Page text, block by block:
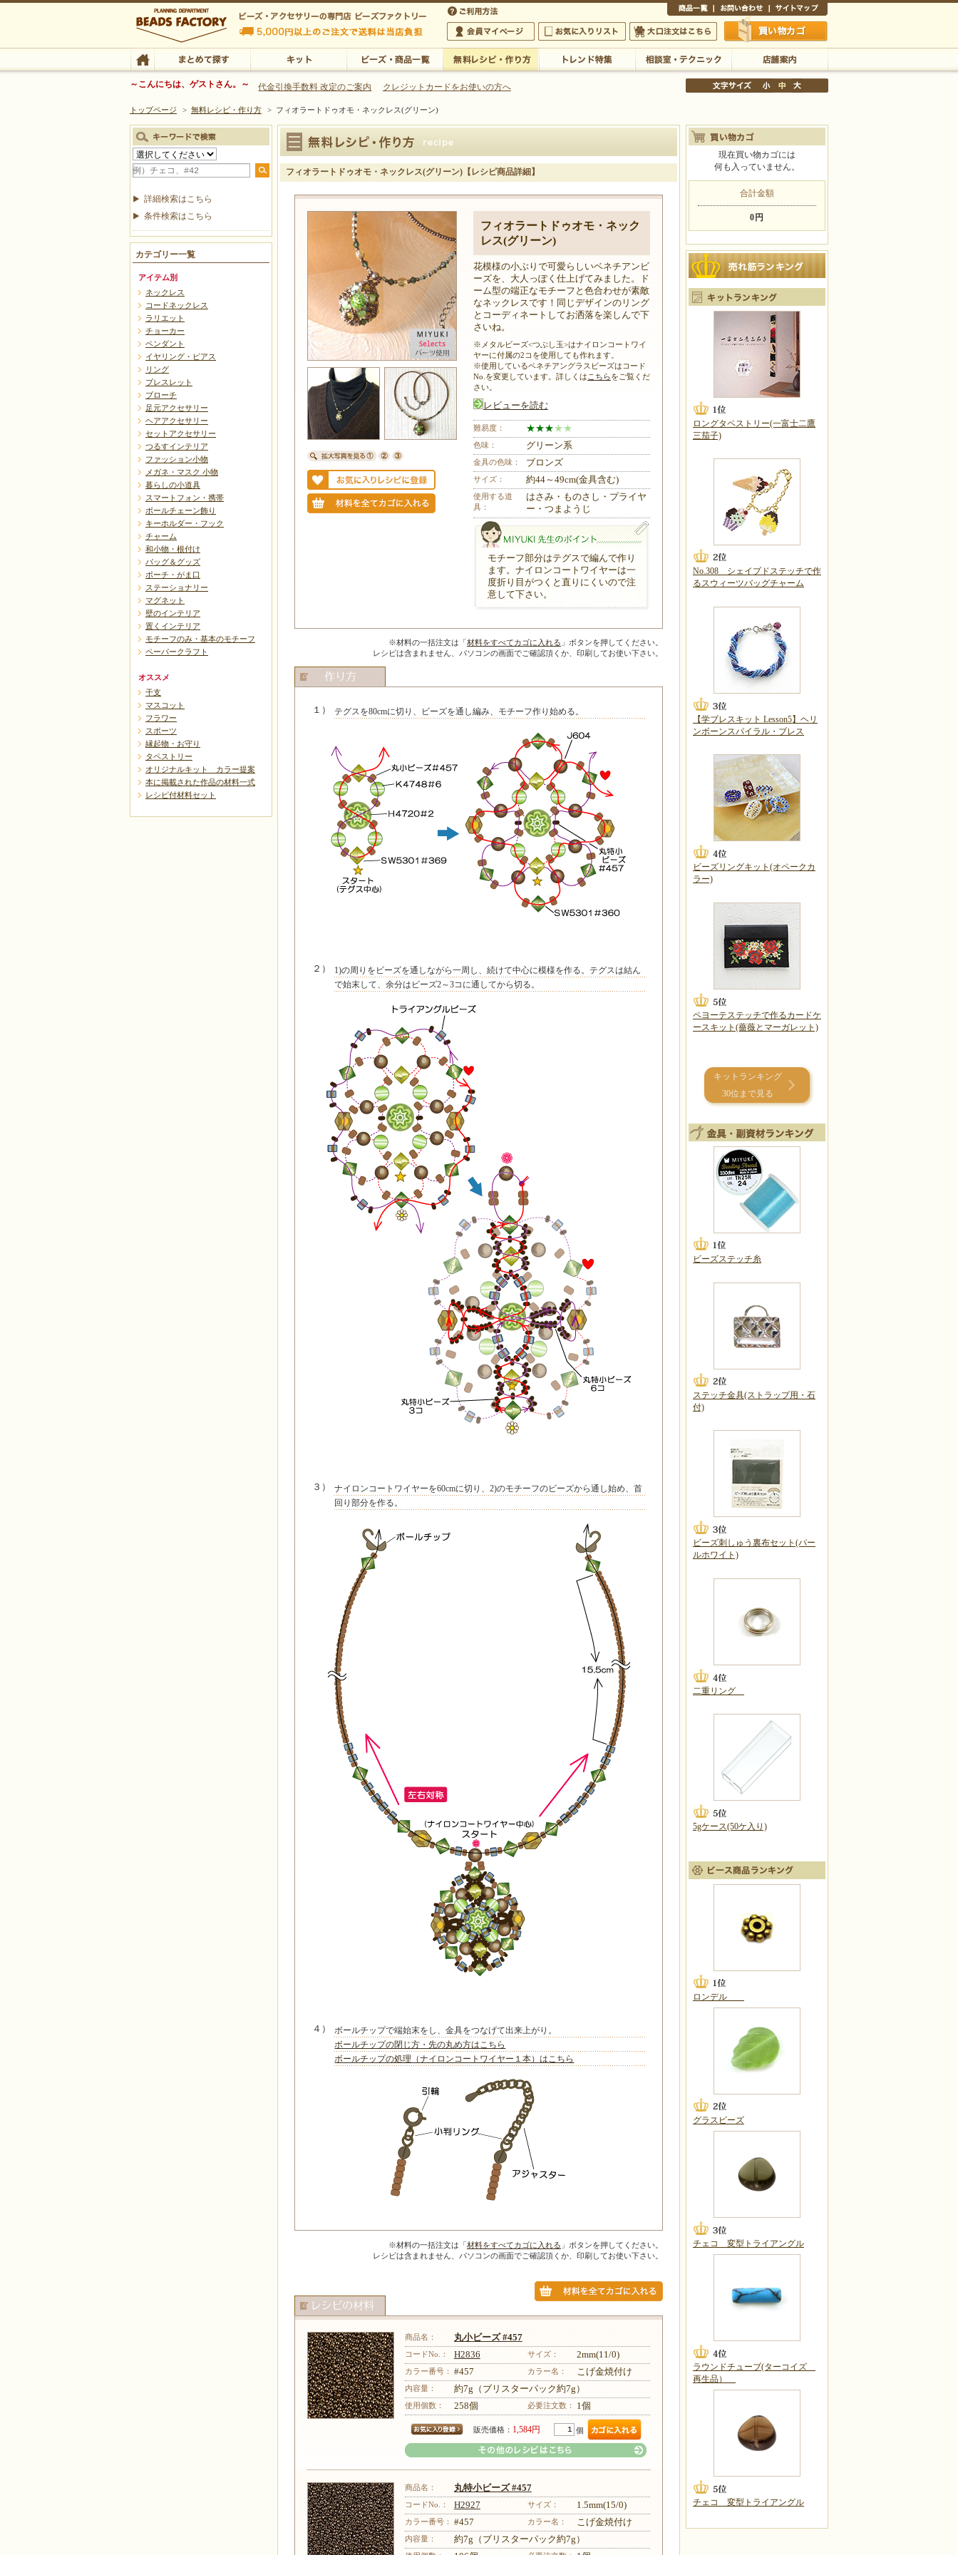
ビーズファクトリー ビーズ・パーツ・金具など・アクセサリーの専門店
ビーズ・アクセサリーの専門店 ビーズファクトリー 5,000円以上のご注文で送料は当店が負担いたします
ビーズ・アクセサリーの専門店 ビーズファクトリー 5,000円以上のご注文で送料は当店が負担いたします
会員マイページ
お気に入りリスト 大口注文はこちら 買い物かご
TOP まとめて探す 店舗案内
～こんにちは、ゲストさん。～ 代金引換手数料 改定のご案内 クレジットカードをお使いの方へ
トップページ > 無料レシピ・作り方 > フィオラートドゥオモ・ネックレス(グリーン)
フィオラートドゥオモ・ネックレス(グリーン)【レシピ商品詳細】
フィオラートドゥオモ・ネック
レス(グリーン)
花模様の小ぶりで可愛らしいベネチアンビ
ーズを、大人っぽく仕上げてみました。ド
ーム型の端正なモチーフと色合わせが素敵
なネックレスです！同じデザインのリング
とコーディネートしてお洒落を楽しんで下
さいね。
※メタルビーズ<つぶし玉>はナイロンコートワイ
ヤーに付属の2コを使用しても作れます。
※使用しているベネチアングラスビーズはコード
No.を変更しています。詳しくは こちらをご覧くだ
さい。
レビューを読む
難易度： ★★★★★
色味： グリーン系
金具の色味： ブロンズ
サイズ： 約44～49cm(金具含む)
使用する道
具：
はさみ・ものさし・プライヤ
ー・つまようじ
MIYUKI先生のポイント
モチーフ部分はテグスで編んで作り
ます。ナイロンコートワイヤーは一
度折り目がつくと直りにくいので注
意して下さい。
※材料の一括注文は「材料をすべてカゴに入れる 」ボタンを押してください。
レシピは含まれません、パソコンの画面でご確認頂くか、印刷してお使い下さい。
１） テグスを80cmに切り、ビーズを通し編み、モチーフ作り始める。
２）
1)の周りをビーズを通しながら一周し、続けて中心に模様を作る。テグスは結ん
で始末して、余分はビーズ2～3コに通してから切る。
３）
ナイロンコートワイヤーを60cmに切り、2)のモチーフのビーズから通し始め、首
回り部分を作る。
４）
ボールチップで端始末をし、金具をつなげて出来上がり。
ボールチップの閉じ方・先の丸め方はこちら
ボールチップの処理（ナイロンコートワイヤー１本）はこちら
※材料の一括注文は「材料をすべてカゴに入れる 」ボタンを押してください。
レシピは含まれません、パソコンの画面でご確認頂くか、印刷してお使い下さい。
商品名： 丸小ビーズ #457
コードNo.： H2836 サイズ： 2mm(11/0)
カラー番号： #457 カラー名： こげ金焼付け
内容量： 約7g（ブリスターパック約7g）
使用個数： 258個 必要注文数： 1個
販売価格： 1,584円 個
その他のレシピはこちら
商品名： 丸特小ビーズ #457
コードNo.： H2927 サイズ： 1.5mm(15/0)
カラー番号： #457 カラー名： こげ金焼付け
内容量： 約7g（ブリスターパック約7g）
詳細検索はこちら
条件検索はこちら
カテゴリー一覧
アイテム別
ネックレス
コードネックレス
ラリエット
チョーカー
ペンダント
イヤリング・ピアス
リング
ブレスレット
ブローチ
足元アクセサリー
ヘアアクセサリー
セットアクセサリー
つるすインテリア
ファッション小物
メガネ・マスク 小物
暮らしの小道具
スマートフォン・携帯
ボールチェーン飾り
キーホルダー・フック
チャーム
和小物・根付け
バッグ＆グッズ
ポーチ・がま口
ステーショナリー
マグネット
壁のインテリア
置くインテリア
モチーフのみ・基本のモチーフ
ペーパークラフト
オススメ
干支
マスコット
フラワー
スポーツ
縁起物・お守り
タペストリー
オリジナルキット カラー提案
本に掲載された作品の材料一式
レシピ付材料セット
現在買い物カゴには
何も入っていません。
合計金額
0円
ロングタペストリー(一富士二鷹
三茄子)
No.308 シェイプドステッチで作
るスウィーツバッグチャーム
【学ブレスキット Lesson5】ヘリ
ンボーンスパイラル・ブレス
ビーズリングキット(オペークカ
ラー)
ペヨーテステッチで作るカードケ
ースキット(薔薇とマーガレット)
キットランキング
30位まで見る
ビーズステッチ糸
ステッチ金具(ストラップ用・石
付)
ビーズ刺しゅう裏布セット(パー
ルホワイト)
二重リング
5gケース(50ケ入り)
ロンデル
グラスビーズ
チェコ 変型トライアングル
ラウンドチューブ(ターコイズ
再生品）
チェコ 変型トライアングル